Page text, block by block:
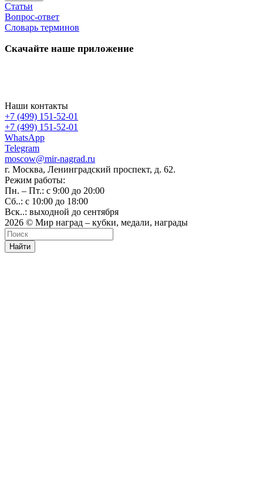
Статьи
Вопрос-ответ
Словарь терминов
Скачайте наше приложение
Наши контакты
+7 (499) 151-52-01
+7 (499) 151-52-01
WhatsApp
Telegram
moscow@mir-nagrad.ru
г. Москва, Ленинградский проспект, д. 62.
Режим работы:
Пн. – Пт.: с 9:00 до 20:00
Сб..: с 10:00 до 18:00
Вск..: выходной до сентября
2026 © Мир наград – кубки, медали, награды
Найти